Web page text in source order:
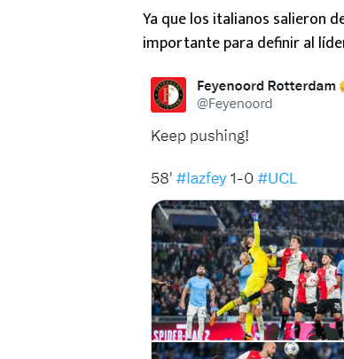
Ya que los italianos salieron
importante para definir al